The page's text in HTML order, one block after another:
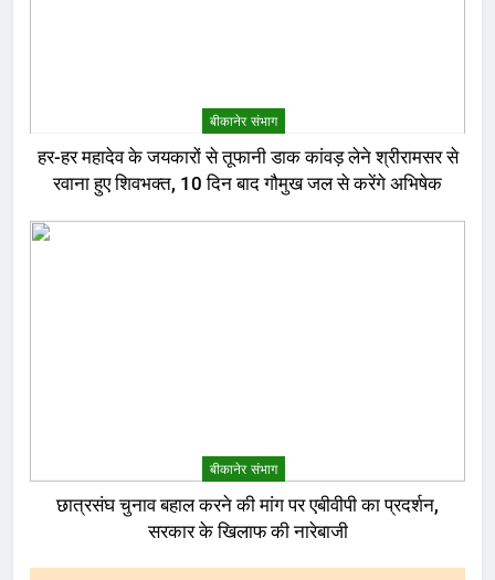
बीकानेर संभाग
हर-हर महादेव के जयकारों से तूफानी डाक कांवड़ लेने श्रीरामसर से
रवाना हुए शिवभक्त, 10 दिन बाद गौमुख जल से करेंगे अभिषेक
बीकानेर संभाग
छात्रसंघ चुनाव बहाल करने की मांग पर एबीवीपी का प्रदर्शन,
सरकार के खिलाफ की नारेबाजी